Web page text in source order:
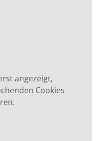
angezeigt,
Cookies